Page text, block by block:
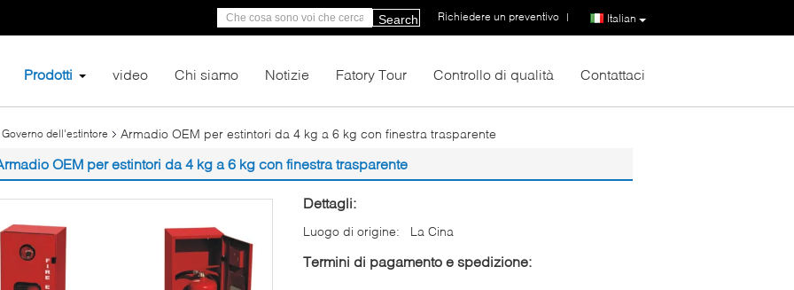
Italian
Richiedere un preventivo |
Search
Prodotti video Chi siamo Notizie Fatory Tour Controllo di qualità Contattaci
dell'estintore Armadio OEM per estintori da 4 kg a 6 kg con finestra trasparente
OEM per estintori da 4 kg a 6 kg con finestra trasparente
Dettagli:
Luogo di origine: La Cina
Termini di pagamento e spedizione: